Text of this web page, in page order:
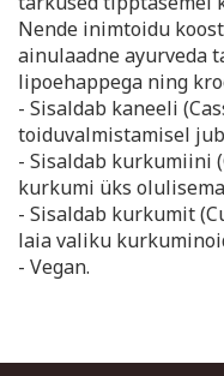
Nende inimtoidu
ainulaadne ayurveda
lipoehappega ning
- Sisaldab kaneeli
toiduvalmistamisel
- Sisaldab kurkumiini
kurkumi üks
- Sisaldab kurkumit
laia valiku
- Vegan.